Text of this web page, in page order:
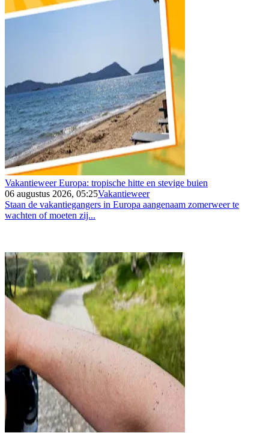
Vakantieweer Europa: tropische hitte en stevige buien
06 augustus 2026, 05:25Vakantieweer
Staan de vakantiegangers in Europa aangenaam zomerweer te
wachten of moeten zij...